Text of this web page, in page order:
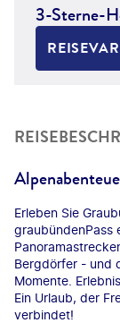
3-Sterne-
Erleben Sie
graubündenPass
Bergdörfer - und
Momente.
Ein Urlaub, der
verbindet!